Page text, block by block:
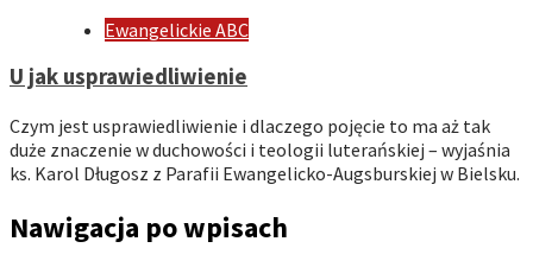
Ewangelickie ABC
U jak usprawiedliwienie
Czym jest usprawiedliwienie i dlaczego pojęcie to ma aż tak
duże znaczenie w duchowości i teologii luterańskiej – wyjaśnia
ks. Karol Długosz z Parafii Ewangelicko-Augsburskiej w Bielsku.
Nawigacja po wpisach